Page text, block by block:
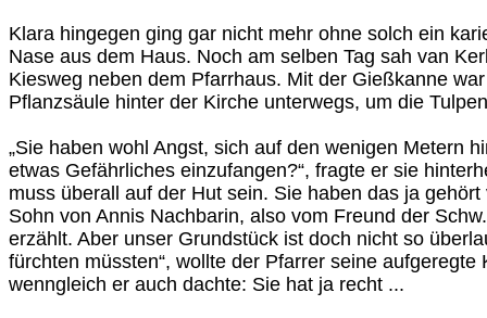
Klara hingegen ging gar nicht mehr ohne solch ein
Nase aus dem Haus. Noch am selben Tag sah van
Kiesweg neben dem Pfarrhaus. Mit der Gießkanne
Pflanzsäule hinter der Kirche unterwegs, um die
„Sie haben wohl Angst, sich auf den wenigen Metern
etwas Gefährliches einzufangen?“, fragte er sie
muss überall auf der Hut sein. Sie haben das ja
Sohn von Annis Nachbarin, also vom Freund der
erzählt. Aber unser Grundstück ist doch nicht so
fürchten müssten“, wollte der Pfarrer seine aufgeregte
wenngleich er auch dachte: Sie hat ja recht ...